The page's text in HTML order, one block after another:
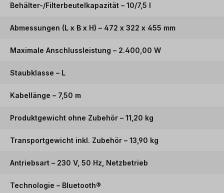
Behälter-/Filterbeutelkapazität – 10/7,5 l
Abmessungen (L x B x H) – 472 x 322 x 455 mm
Maximale Anschlussleistung – 2.400,00 W
Staubklasse – L
Kabellänge – 7,50 m
Produktgewicht ohne Zubehör – 11,20 kg
Transportgewicht inkl. Zubehör – 13,90 kg
Antriebsart – 230 V, 50 Hz, Netzbetrieb
Technologie – Bluetooth®